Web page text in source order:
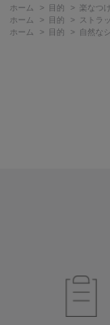
ホーム
> 目的 >
楽なつ
ホーム
> 目的 >
ストラ
ホーム
> 目的 > 自然な